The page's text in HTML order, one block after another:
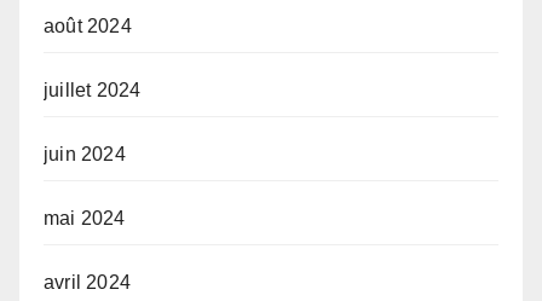
août 2024
juillet 2024
juin 2024
mai 2024
avril 2024